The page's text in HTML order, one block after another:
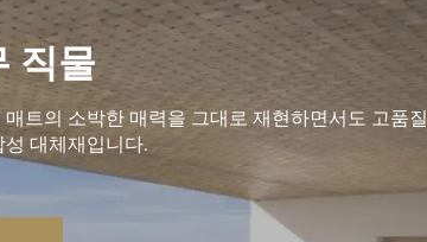
직물
트의 소박한 매력을 그대로 재현하면서도 고품
대체재입니다.